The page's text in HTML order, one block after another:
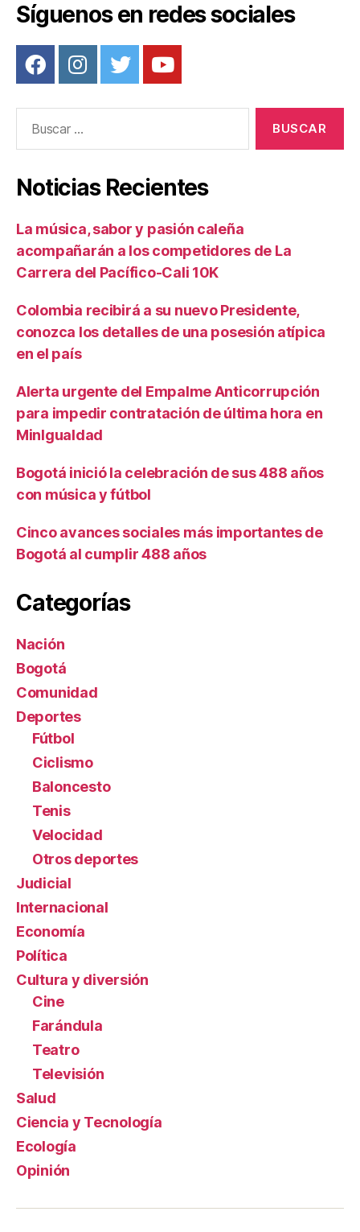
Síguenos en redes sociales
Noticias Recientes
La música, sabor y pasión caleña
acompañarán a los competidores de La
Carrera del Pacífico-Cali 10K
Colombia recibirá a su nuevo Presidente,
conozca los detalles de una posesión atípica
en el país
Alerta urgente del Empalme Anticorrupción
para impedir contratación de última hora en
MinIgualdad
Bogotá inició la celebración de sus 488 años
con música y fútbol
Cinco avances sociales más importantes de
Bogotá al cumplir 488 años
Categorías
Nación
Bogotá
Comunidad
Deportes
Fútbol
Ciclismo
Baloncesto
Tenis
Velocidad
Otros deportes
Judicial
Internacional
Economía
Política
Cultura y diversión
Cine
Farándula
Teatro
Televisión
Salud
Ciencia y Tecnología
Ecología
Opinión